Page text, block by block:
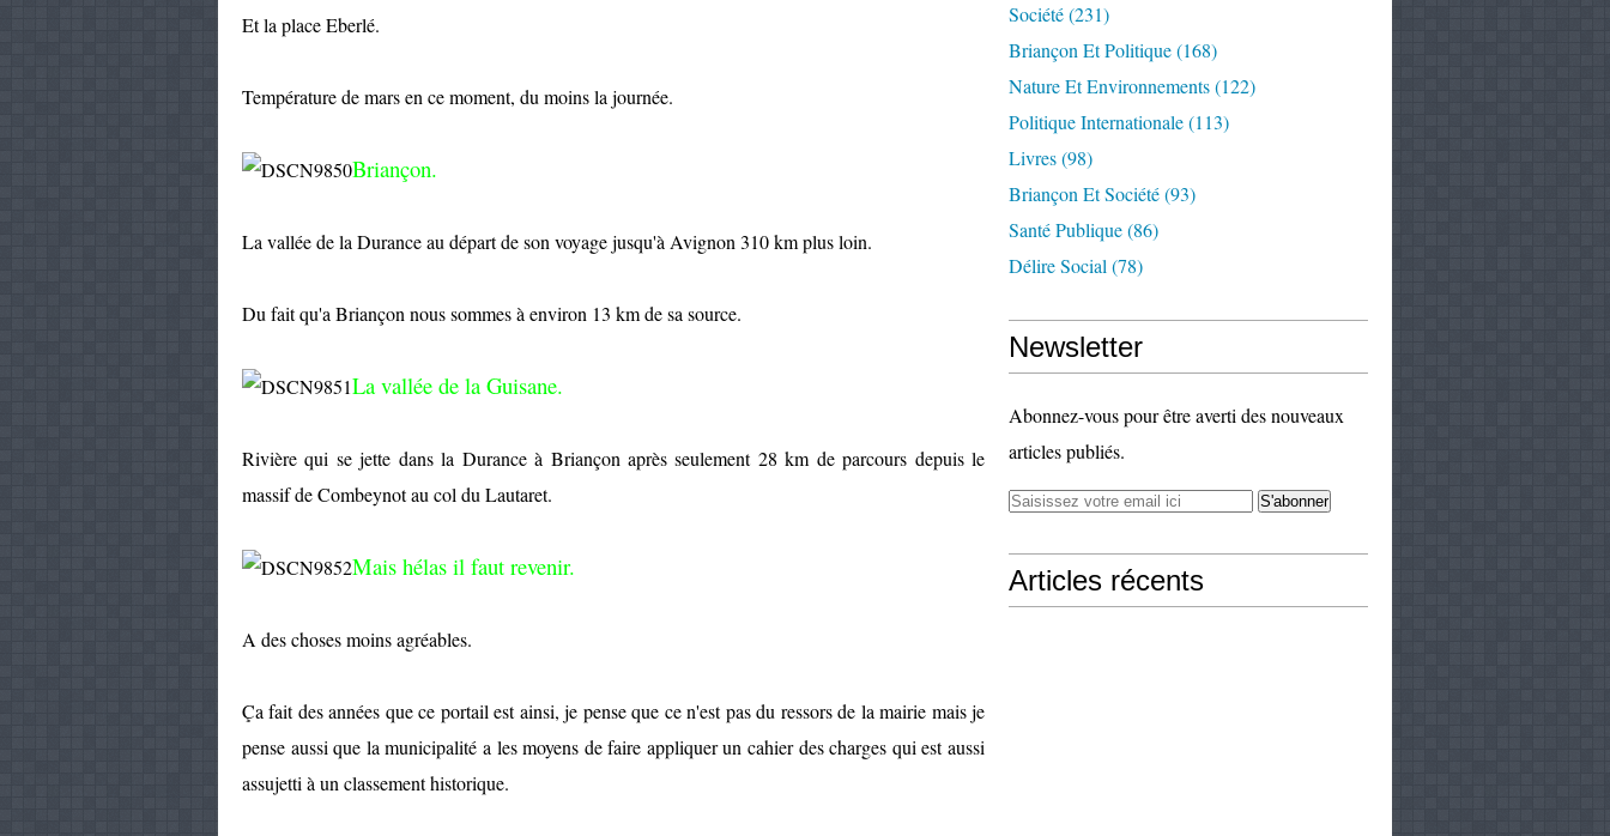
Et la place Eberlé.
Température de mars en ce moment, du moins la journée.
Briançon.
La vallée de la Durance au départ de son voyage jusqu'à Avignon 310 km plus loin.
Du fait qu'a Briançon nous sommes à environ 13 km de sa source.
La vallée de la Guisane.
Rivière qui se jette dans la Durance à Briançon après seulement 28 km de parcours depuis le
massif de Combeynot au col du Lautaret.
Mais hélas il faut revenir.
A des choses moins agréables.
Ça fait des années que ce portail est ainsi, je pense que ce n'est pas du ressors de la mairie mais je
pense aussi que la municipalité a les moyens de faire appliquer un cahier des charges qui est aussi
assujetti à un classement historique.
Société(231)
Briançon Et Politique(168)
Nature Et Environnements(122)
Politique Internationale(113)
Livres(98)
Briançon Et Société(93)
Santé Publique(86)
Délire Social (78)
Newsletter
Abonnez-vous pour être averti des nouveaux
articles publiés.
Articles récents